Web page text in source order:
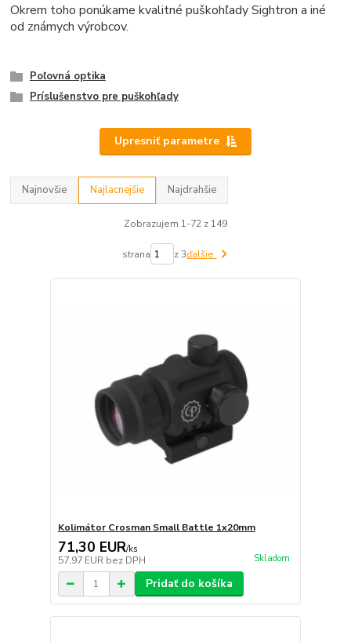
Okrem toho ponúkame kvalitné puškohľady Sightron a iné
od známych výrobcov.
Poľovná optika
Príslušenstvo pre puškohľady
Upresniť parametre
Najnovšie Najlacnejšie Najdrahšie
Zobrazujem 1-72 z 149
strana z 3ďalšie
Kolimátor Crosman Small Battle 1x20mm
71,30 EUR/ks
57,97 EUR bez DPH Skladom
Pridať do košíka